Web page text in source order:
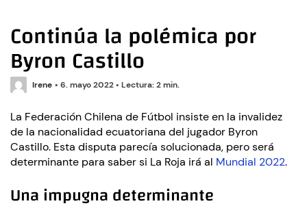
Continúa la polémica por
Byron Castillo
Irene • 6. mayo 2022• Lectura: 2 min.
La Federación Chilena de Fútbol insiste en la invalidez
de la nacionalidad ecuatoriana del jugador Byron
Castillo. Esta disputa parecía solucionada, pero será
determinante para saber si La Roja irá al Mundial 2022.
Una impugna determinante